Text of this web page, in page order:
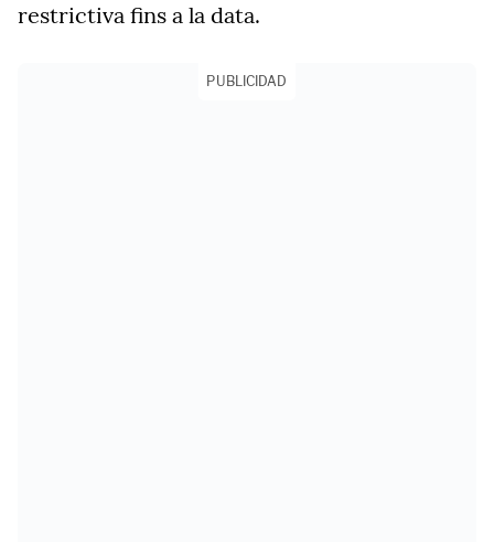
restrictiva fins a la data.
PUBLICIDAD